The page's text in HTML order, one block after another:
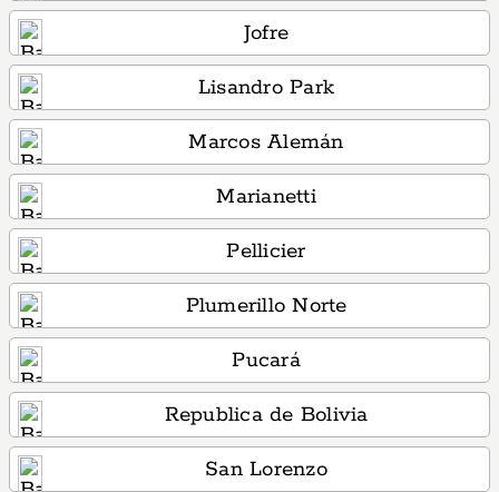
Jofre
Lisandro Park
Marcos Alemán
Marianetti
Pellicier
Plumerillo Norte
Pucará
Republica de Bolivia
San Lorenzo